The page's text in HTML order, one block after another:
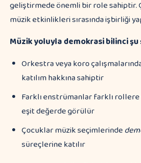
geliştirmede önemli bir role sahiptir.
müzik etkinlikleri sırasında işbirliği
Müzik yoluyla demokrasi bilinci
Orkestra veya koro
katılım hakkına sahiptir
Farklı enstrümanlar farklı rollere
eşit değerde görülür
Çocuklar müzik seçimlerinde
süreçlerine katılır